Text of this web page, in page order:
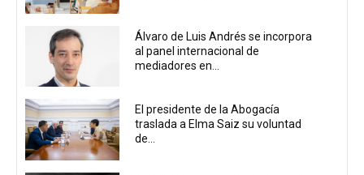
Álvaro de Luis Andrés se incorpora
al panel internacional de
mediadores en...
El presidente de la Abogacía
traslada a Elma Saiz su voluntad
de...